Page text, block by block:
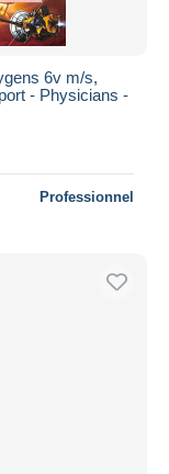
6v m/s,
- Physicians -
Professionnel